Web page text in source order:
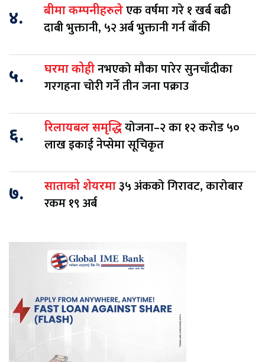
४. बीमा कम्पनीहरुलेएक वर्षमा गरे १ खर्ब बढी
दाबी भुक्तानी, ५२ अर्ब भुक्तानी गर्न बाँकी
५. घरमा कोहीनभएको मौका पारेर सुनचाँदीका
गरगहना चोरी गर्ने तीन जना पक्राउ
६. रिलायबल समृद्धियोजना–२ का १२ करोड ५०
लाख इकाई नेप्सेमा सूचिकृत
७. साताको शेयरमा३५ अंकको गिरावट, कारोबार
रकम १९ अर्ब